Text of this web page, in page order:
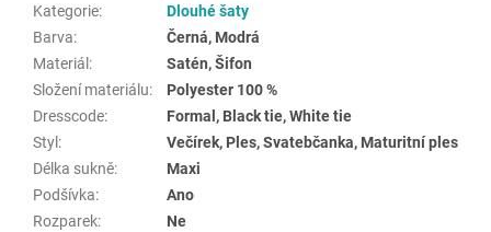
Kategorie:
Dlouhé šaty
Barva:
Černá, Modrá
Materiál :
Satén, Šifon
Složení materiálu:
Polyester 100 %
Dresscode:
Formal, Black tie, White tie
Styl :
Večírek, Ples, Svatebčanka, Maturitní ples
Délka sukně:
Maxi
Podšívka:
Ano
Rozparek:
Ne